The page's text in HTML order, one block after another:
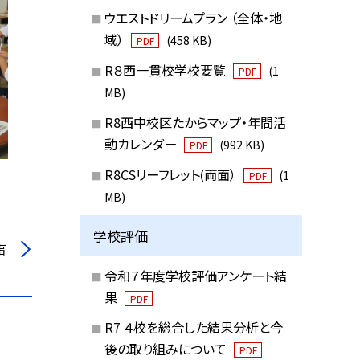
ウエストドリームプラン （全体・地
域）
PDF (458 KB)
R８西一貫校学校要覧 PDF
(1
MB)
R8西中校区たからマップ・年間活
動カレンダー
PDF (992 KB)
R8CSリーフレット(両面） PDF
(1
MB)
学校評価
令和７年度学校評価アンケート結
果
PDF
R7 ４校を総合した結果分析と今
後の取り組みについて
PDF